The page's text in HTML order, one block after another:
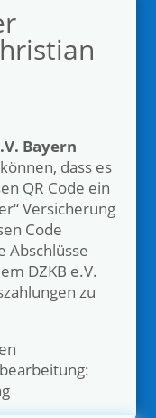
Bayern
dass es
QR Code ein
“ Versicherung
Code
Abschlüsse
DZKB e.V.
zu